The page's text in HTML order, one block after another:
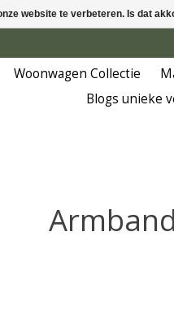
Woonwagen Collectie
Blogs unieke
website te verbeteren. Is dat